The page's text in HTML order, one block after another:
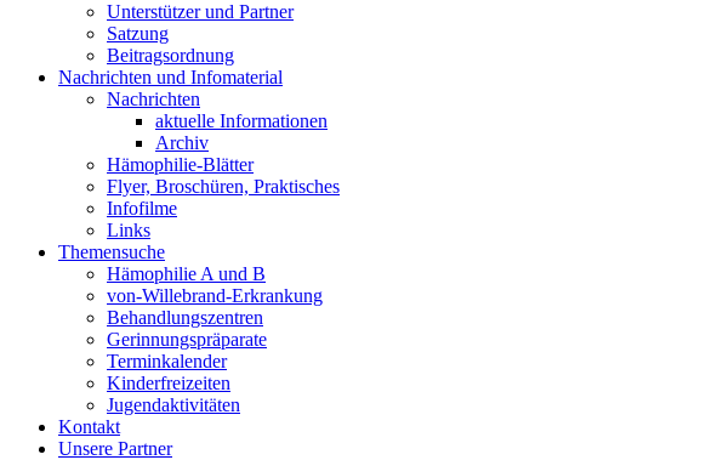
Unterstützer und Partner
Satzung
Beitragsordnung
Nachrichten und Infomaterial
Nachrichten
aktuelle Informationen
Archiv
Hämophilie-Blätter
Flyer, Broschüren, Praktisches
Infofilme
Links
Themensuche
Hämophilie A und B
von-Willebrand-Erkrankung
Behandlungszentren
Gerinnungspräparate
Terminkalender
Kinderfreizeiten
Jugendaktivitäten
Kontakt
Unsere Partner